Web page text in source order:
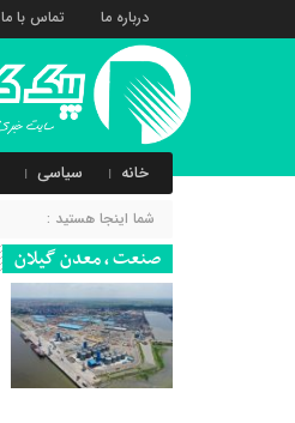
درباره ما تماس با ما
خانه سیاسی
شما اینجا هستید :
صنعت ، معدن گیلان
15 خرداد 1403